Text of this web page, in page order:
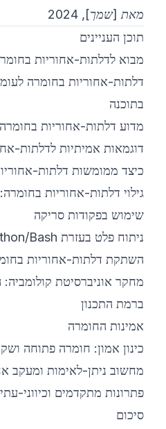
©
2026 מחנה אימון סייבר 8200מאת [שמך], 2024
תוכן העניינים
מבוא לדלתות-אחוריות
דלתות-אחוריות בחומרה
בתוכנה
מדוע דלתות-אחוריות
דוגמאות אמיתיות לדלתות-
כיצד ממומשות דלתות-
גילוי דלתות-אחוריות
שימוש בפקודות סריקה
ניתוח פלט בעזרת ‎Bash‏/Python
השתקת דלתות-אחוריות
מחקר אוניברסיטת
ברמת התכנון
אמינות החומרה
כינון אמון: חומרה פתוחה
מחשוב ניתן-לאימות ומעקב
פתרונות מתקדמים וכיווני-
סיכום